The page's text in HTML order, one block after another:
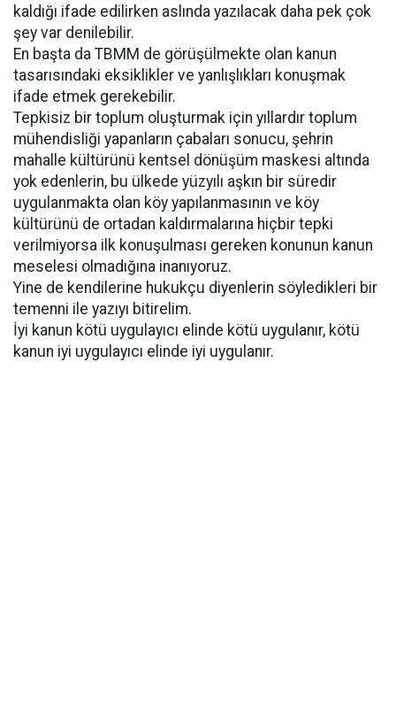
kaldığı ifade edilirken aslında yazılacak daha pek çok
şey var denilebilir.
En başta da TBMM de görüşülmekte olan kanun
tasarısındaki eksiklikler ve yanlışlıkları konuşmak
ifade etmek gerekebilir.
Tepkisiz bir toplum oluşturmak için yıllardır toplum
mühendisliği yapanların çabaları sonucu, şehrin
mahalle kültürünü kentsel dönüşüm maskesi altında
yok edenlerin, bu ülkede yüzyılı aşkın bir süredir
uygulanmakta olan köy yapılanmasının ve köy
kültürünü de ortadan kaldırmalarına hiçbir tepki
verilmiyorsa ilk konuşulması gereken konunun kanun
meselesi olmadığına inanıyoruz.
Yine de kendilerine hukukçu diyenlerin söyledikleri bir
temenni ile yazıyı bitirelim.
İyi kanun kötü uygulayıcı elinde kötü uygulanır, kötü
kanun iyi uygulayıcı elinde iyi uygulanır.